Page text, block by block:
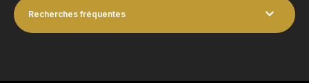
Recherches fréquentes